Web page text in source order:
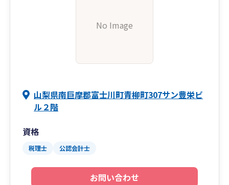
No Image
山梨県南巨摩郡富士川町青柳町307サン豊栄ビ
ル２階
資格
税理士 公認会計士
お問い合わせ